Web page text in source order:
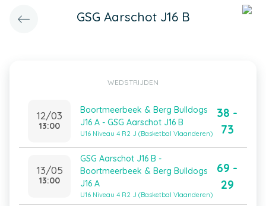
GSG Aarschot J16 B
WEDSTRIJDEN
12/03
13:00
Boortmeerbeek & Berg Bulldogs
J16 A - GSG Aarschot J16 B
U16 Niveau 4 R2 J (Basketbal Vlaanderen)
38 -
73
13/05
13:00
GSG Aarschot J16 B -
Boortmeerbeek & Berg Bulldogs
J16 A
U16 Niveau 4 R2 J (Basketbal Vlaanderen)
69 -
29